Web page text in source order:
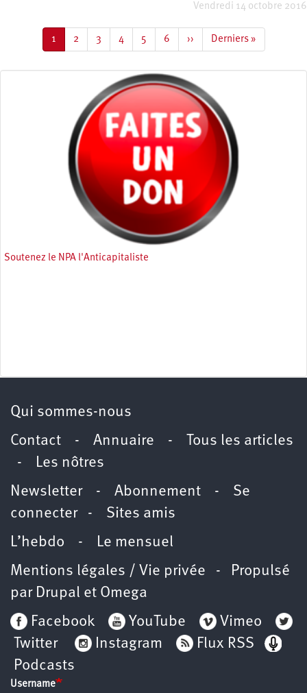
Vendredi 14 octobre 2016
Page
courante
1 Page
2 Page
3 Page
4 Page
5 Page
6
Page
suivante
››
Dernière
page
Derniers »
Soutenez le NPA l'Anticapitaliste
Qui sommes-nous
Contact - Annuaire - Tous les articles
-
Les nôtres
Newsletter- Abonnement - Se
connecter- Sites amis
L’hebdo -
Le mensuel
Mentions légales / Vie privée - Propulsé
par Drupal et Omega
Facebook
YouTube
Vimeo
Twitter
Instagram
Flux RSS
Podcasts
Username